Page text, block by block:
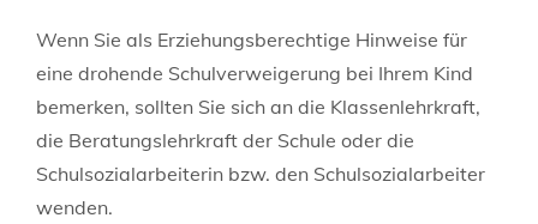
Wenn Sie als Erziehungsberechtige Hinweise für
eine drohende Schulverweigerung bei Ihrem Kind
bemerken, sollten Sie sich an die Klassenlehrkraft,
die Beratungslehrkraft der Schule oder die
Schulsozialarbeiterin bzw. den Schulsozialarbeiter
wenden.